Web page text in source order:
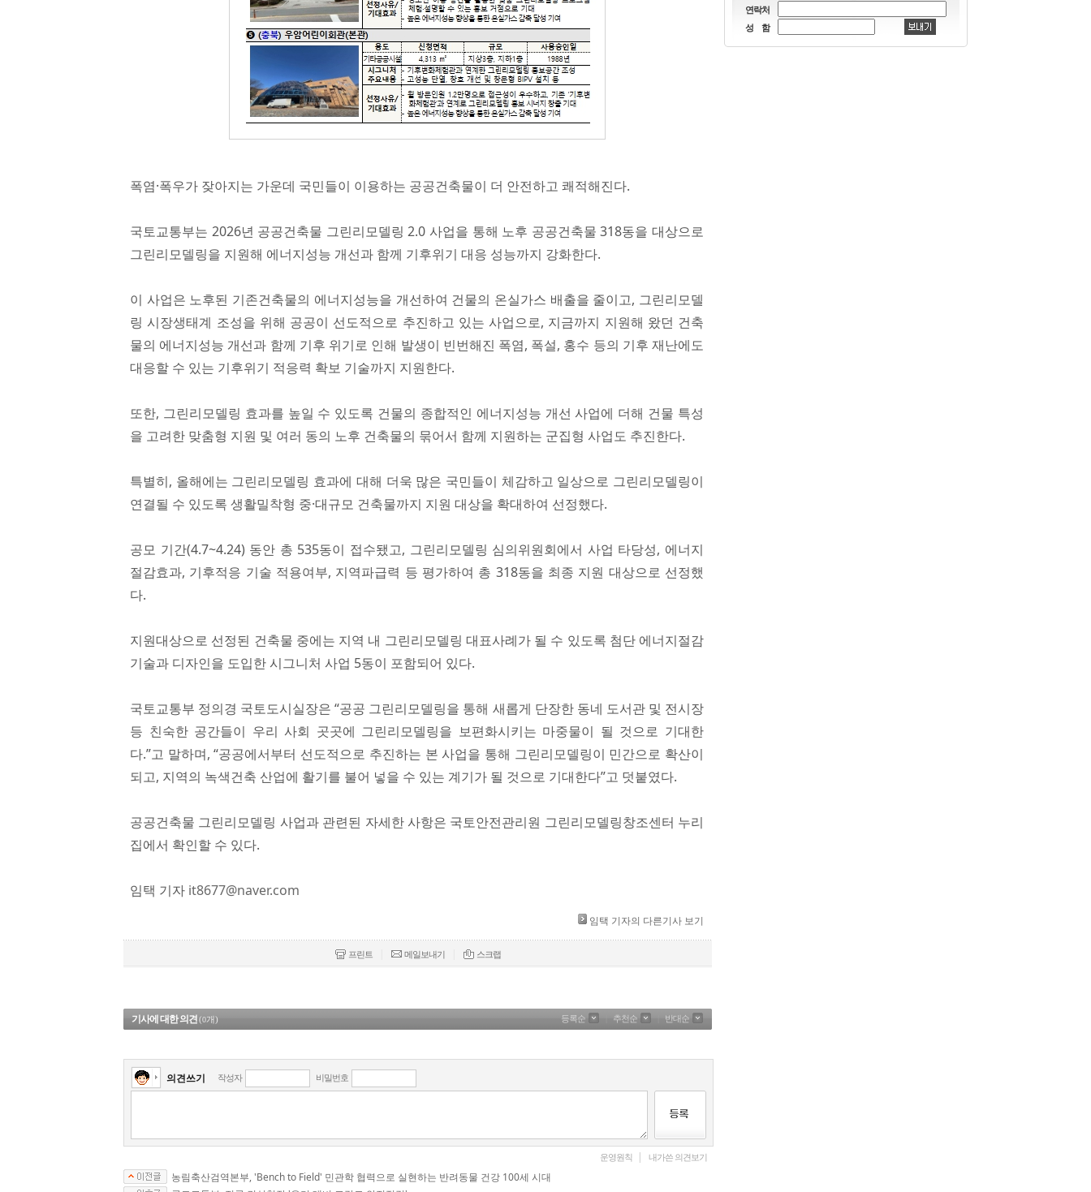
폭염·폭우가 잦아지는 가운데 국민들이 이용하는 공공건축물이 더 안전하고 쾌적해진다.
국토교통부는 2026년 공공건축물 그린리모델링 2.0 사업을 통해 노후 공공건축물 318동을 대상으로
그린리모델링을 지원해 에너지성능 개선과 함께 기후위기 대응 성능까지 강화한다.
이 사업은 노후된 기존건축물의 에너지성능을 개선하여 건물의 온실가스 배출을 줄이고, 그린리모델
링 시장생태계 조성을 위해 공공이 선도적으로 추진하고 있는 사업으로, 지금까지 지원해 왔던 건축
물의 에너지성능 개선과 함께 기후 위기로 인해 발생이 빈번해진 폭염, 폭설, 홍수 등의 기후 재난에도
대응할 수 있는 기후위기 적응력 확보 기술까지 지원한다.
또한, 그린리모델링 효과를 높일 수 있도록 건물의 종합적인 에너지성능 개선 사업에 더해 건물 특성
을 고려한 맞춤형 지원 및 여러 동의 노후 건축물의 묶어서 함께 지원하는 군집형 사업도 추진한다.
특별히, 올해에는 그린리모델링 효과에 대해 더욱 많은 국민들이 체감하고 일상으로 그린리모델링이
연결될 수 있도록 생활밀착형 중·대규모 건축물까지 지원 대상을 확대하여 선정했다.
공모 기간(4.7~4.24) 동안 총 535동이 접수됐고, 그린리모델링 심의위원회에서 사업 타당성, 에너지
절감효과, 기후적응 기술 적용여부, 지역파급력 등 평가하여 총 318동을 최종 지원 대상으로 선정했
다.
지원대상으로 선정된 건축물 중에는 지역 내 그린리모델링 대표사례가 될 수 있도록 첨단 에너지절감
기술과 디자인을 도입한 시그니처 사업 5동이 포함되어 있다.
국토교통부 정의경 국토도시실장은 “공공 그린리모델링을 통해 새롭게 단장한 동네 도서관 및 전시장
등 친숙한 공간들이 우리 사회 곳곳에 그린리모델링을 보편화시키는 마중물이 될 것으로 기대한
다.”고 말하며, “공공에서부터 선도적으로 추진하는 본 사업을 통해 그린리모델링이 민간으로 확산이
되고, 지역의 녹색건축 산업에 활기를 불어 넣을 수 있는 계기가 될 것으로 기대한다”고 덧붙였다.
공공건축물 그린리모델링 사업과 관련된 자세한 사항은 국토안전관리원 그린리모델링창조센터 누리
집에서 확인할 수 있다.
임택 기자 it8677@naver.com
임택 기자의 다른기사 보기
프린트 메일보내기 스크랩
기사에 대한 의견(0개) 등록순 추천순 반대순
의견쓰기 작성자 비밀번호
운영원칙 | 내가쓴 의견보기
농림축산검역본부, 'Bench to Field' 민관학 협력으로 실현하는 반려동물 건강 100세 시대
연락처
성 함